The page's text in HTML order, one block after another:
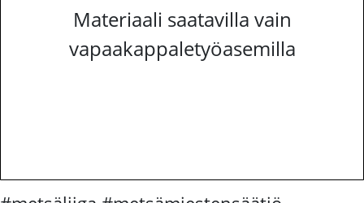
Materiaali saatavilla vain
vapaakappaletyöasemilla